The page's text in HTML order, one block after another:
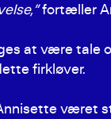
fortæller
at være tale
firkløver.
været